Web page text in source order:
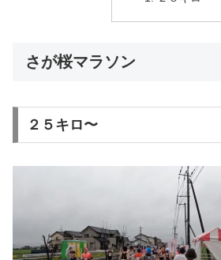
さが桜マラソン
２５キロ〜